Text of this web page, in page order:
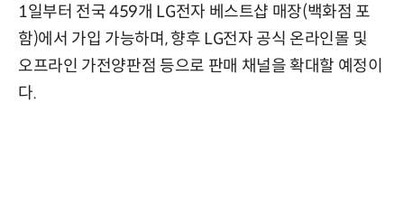
1일부터 전국 459개 LG전자 베스트샵 매장(백화점 포
함)에서 가입 가능하며, 향후 LG전자 공식 온라인몰 및
오프라인 가전양판점 등으로 판매 채널을 확대할 예정이
다.